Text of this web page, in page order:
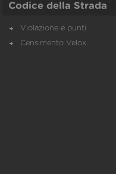
Codice della Strada
Violazione e punti
Censimento Velox